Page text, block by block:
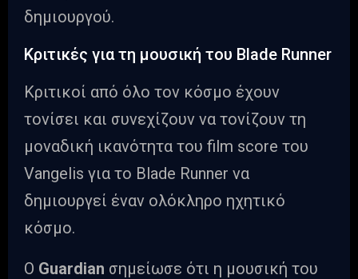
δημιουργού.
Κριτικές για τη μουσική του Blade Runner
Κριτικοί από όλο τον κόσμο έχουν
τονίσει και συνεχίζουν να τονίζουν τη
μοναδική ικανότητα του film score του
Vangelis για το Blade Runner να
δημιουργεί έναν ολόκληρο ηχητικό
κόσμο.
Ο Guardian σημείωσε ότι η μουσική του